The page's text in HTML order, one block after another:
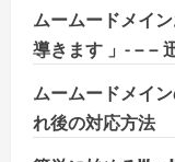
ムームードメイ
導きます 」- – –
ムームードメイ
れ後の対応方法